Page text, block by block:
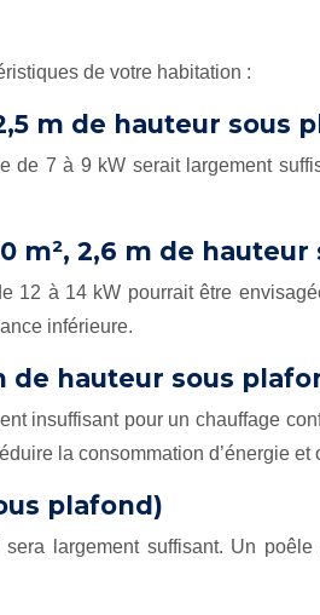
de votre habitation :
m de hauteur sous
7 à 9 kW serait largement
m², 2,6 m de hauteur
à 14 kW pourrait être
inférieure.
de hauteur sous
insuffisant pour un chauffage
la consommation d’énergie
plafond)
largement suffisant. Un